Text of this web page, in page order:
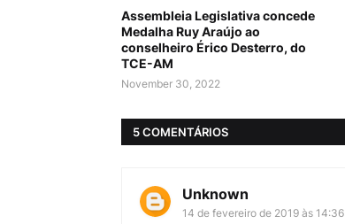
Assembleia Legislativa concede
Medalha Ruy Araújo ao
conselheiro Érico Desterro, do
TCE-AM
November 30, 2022
5 COMENTÁRIOS
Unknown
14 de fevereiro de 2019 às 14:36